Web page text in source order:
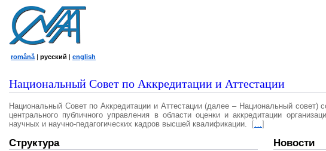
română | русский | english
Национальный Совет по Аккредитации и Аттестации
Национальный Совет по Аккредитации и Аттестации (далее – Национальный совет)
центрального публичного управления в области оценки и аккредитации
научных и научно-педагогических кадров высшей квалификации.
[…]
Структура Новости